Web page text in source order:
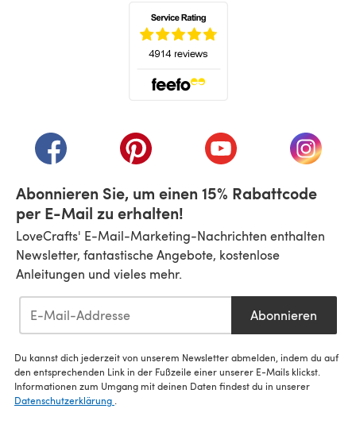
(öffnet sich in einem neuen Tab)
(öffnet sich in einem neuen Tab)
(öffnet sich in einem
(öffnet
Abonnieren Sie, um einen 15% Rabattcode
per E-Mail zu erhalten!
LoveCrafts' E-Mail-Marketing-Nachrichten enthalten
Newsletter, fantastische Angebote, kostenlose
Anleitungen und vieles mehr.
Abonnieren
Du kannst dich jederzeit von unserem Newsletter abmelden, indem du auf
den entsprechenden Link in der Fußzeile einer unserer E-Mails klickst.
Informationen zum Umgang mit deinen Daten findest du in unserer
Datenschutzerklärung